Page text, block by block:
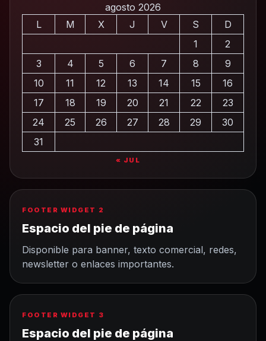
agosto 2026
L
M X J V S
D
1
2
3
4 5 6 7 8
9
10
11 12 13 14 15
16
17
18 19 20 21 22
23
24
25 26 27 28 29
30
31
« JUL
FOOTER WIDGET 2
Espacio del pie de página
Disponible para banner, texto comercial, redes,
newsletter o enlaces importantes.
FOOTER WIDGET 3
Espacio del pie de página